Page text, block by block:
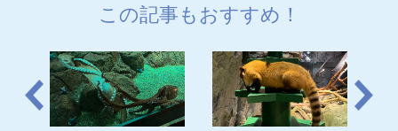
この記事もおすすめ！